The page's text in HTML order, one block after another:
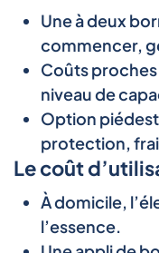
Une à deux
commencer,
Coûts proches
niveau de
Option
protection,
Le coût
À domicile,
l’essence.